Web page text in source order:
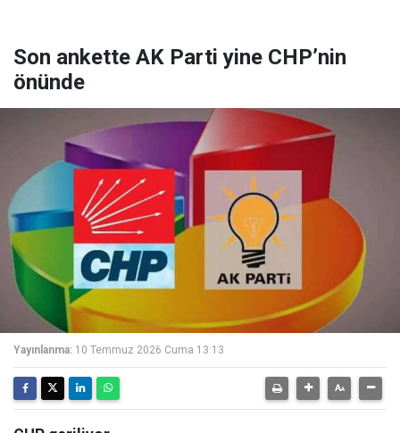
Son ankette AK Parti yine CHP’nin
önünde
Yayınlanma: 10 Temmuz 2026 Cuma 13:13